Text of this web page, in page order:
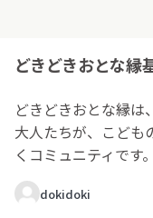
どきどきおとな縁
どきどきおとな縁は
大人たちが、こども
くコミュニティです。
dokidoki